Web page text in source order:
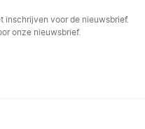
inschrijven voor de nieuwsbrief.
onze nieuwsbrief.